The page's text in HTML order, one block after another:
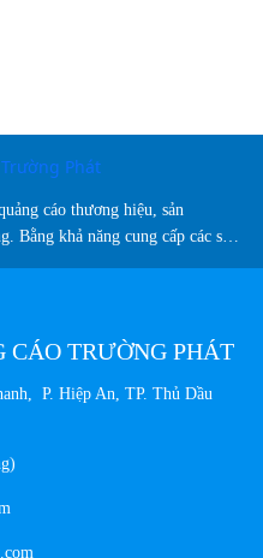
cáo thương hiệu, sản
Bằng khả năng cung cấp các sản
CÁO TRƯỜNG PHÁT
P. Hiệp An, TP. Thủ Dầu